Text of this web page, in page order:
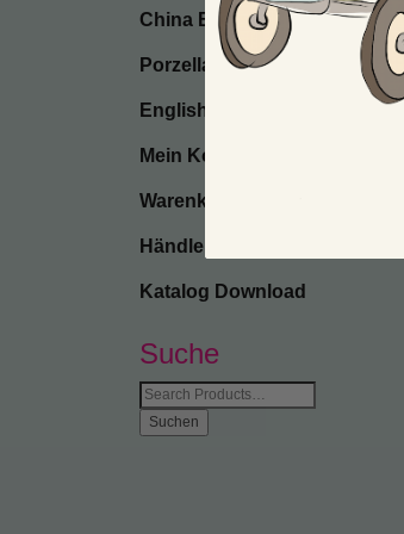
China Bone
Porzellan
English
Mein Konto
Warenkorb
Händler-Anmeldung
Katalog Download
Suche
Suche
nach: